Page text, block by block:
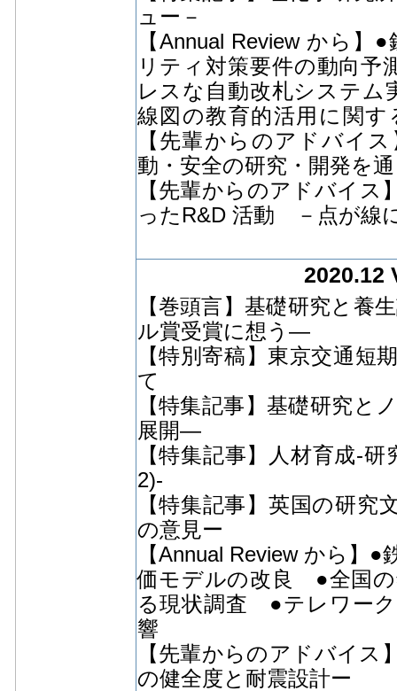
ュー－
【Annual Review から
リティ対策要件の動向
レスな自動改札システ
線図の教育的活用に関
【先輩からのアドバイ
動・安全の研究・開発を
【先輩からのアドバイス
ったR&D 活動 －点が線
2020.12
【巻頭言】基礎研究と
ル賞受賞に想う―
【特別寄稿】東京交通短
て
【特集記事】基礎研究
展開—
【特集記事】人材育成-
2)-
【特集記事】英国の研
の意見ー
【Annual Review から】
価モデルの改良 ●全国の
る現状調査 ●テレワー
響
【先輩からのアドバイ
の健全度と耐震設計ー